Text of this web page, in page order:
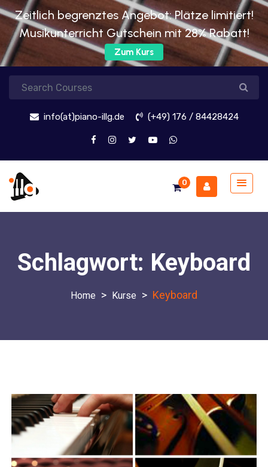
Zeitlich begrenztes Angebot: Plätze limitiert!
Musikunterricht Gutschein mit 28% Rabatt!
Zum Kurs
info(at)piano-illg.de (+49) 176 / 84428424
0
Schlagwort: Keyboard
> Kurse > Keyboard